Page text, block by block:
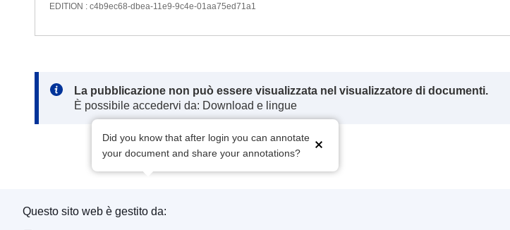
EDITION : c4b9ec68-dbea-11e9-9c4e-01aa75ed71a1
Note:
La pubblicazione non può essere visualizzata nel visualizzatore di documenti.
È possibile accedervi da: Download e lingue
Did you know that after login you can annotate
your document and share your annotations?
Questo sito web è gestito da: